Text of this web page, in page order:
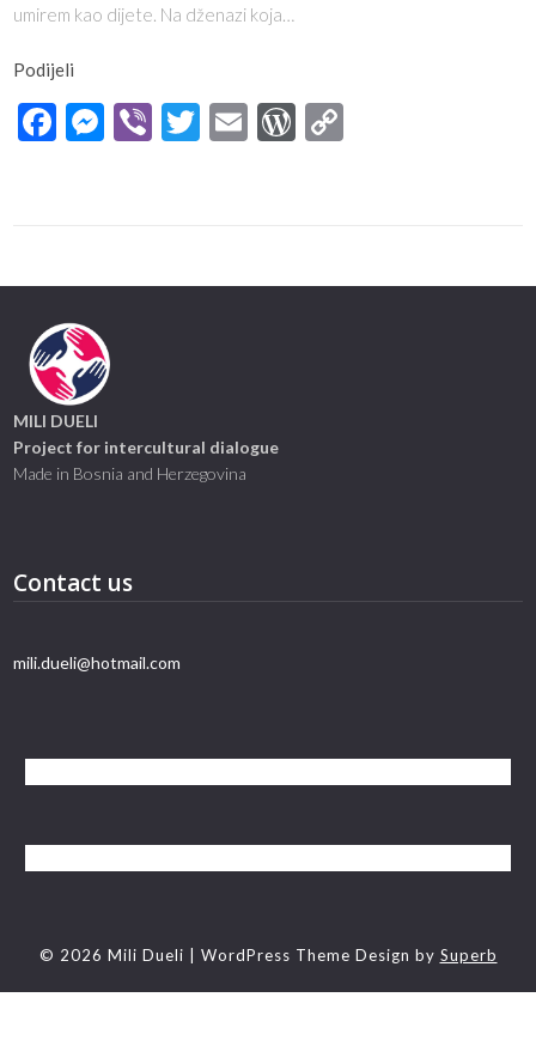
umirem kao dijete. Na dženazi koja…
Podijeli
Facebook
Messenger
ViberTwitter
EmailWordPress
MILI DUELI
Project for intercultural dialogue
Made in Bosnia and Herzegovina
Contact us
mili.dueli@hotmail.com
© 2026 Mili Dueli | WordPress Theme Design by Superb